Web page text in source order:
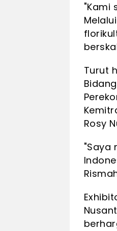
"Kami
Turut
Rosy
"Saya